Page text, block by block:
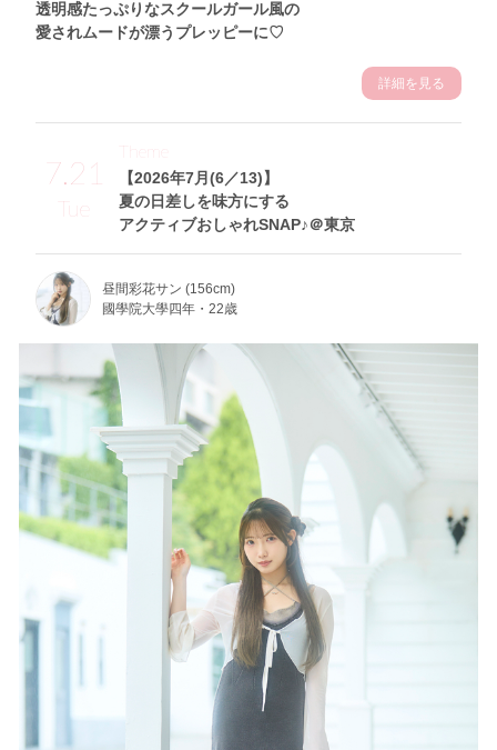
透明感たっぷりなスクールガール風の
愛されムードが漂うプレッピーに♡
詳細を見る
7.21
Tue
【2026年7月(6／13)】
夏の日差しを味方にする
アクティブおしゃれSNAP♪＠東京
Theme
昼間彩花サン (156cm)
國學院大學四年・22歳